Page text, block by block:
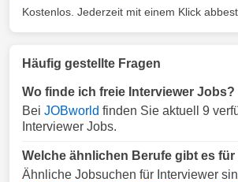
Kostenlos. Jederzeit mit einem Klick
Häufig gestellte Fragen
Wo finde ich freie Interviewer Jobs?
Bei JOBworld finden Sie aktuell 9
Interviewer Jobs.
Welche ähnlichen Berufe gibt es für
Ähnliche Jobsuchen für Interviewer